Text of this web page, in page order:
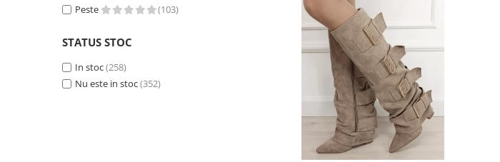
Peste
(103)
STATUS STOC
In stoc(258)
Nu este in stoc(352)